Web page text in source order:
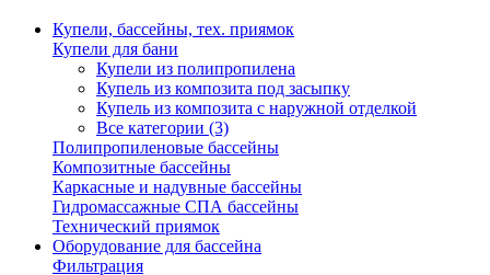
Купели, бассейны, тех. приямок
Купели для бани
Купели из полипропилена
Купель из композита под засыпку
Купель из композита с наружной отделкой
Все категории (3)
Полипропиленовые бассейны
Композитные бассейны
Каркасные и надувные бассейны
Гидромассажные СПА бассейны
Технический приямок
Оборудование для бассейна
Фильтрация